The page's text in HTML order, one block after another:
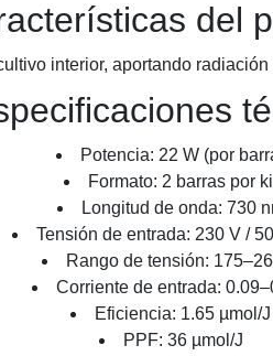
del
interior, aportando
Potencia: 22 W (por
Formato: 2 barras por
Longitud de onda: 730
Tensión de entrada: 230 V /
Rango de tensión:
Corriente de entrada:
Eficiencia: 1.65 µmol/J
PPF: 36 µmol/J